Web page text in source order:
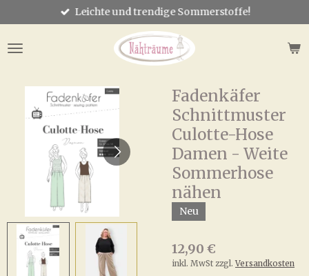
Hauptinhalt
springen
Leichte und trendige Sommerstoffe!
Fadenkäfer
Schnittmuster
Culotte-Hose
Damen - Weite
Sommerhose
nähen
Neu
12,90 €
inkl. MwSt zzgl.Versandkosten